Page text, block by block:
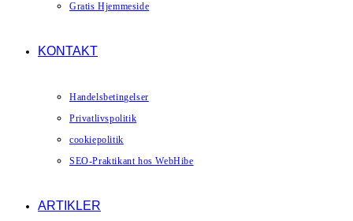
Gratis Hjemmeside
KONTAKT
Handelsbetingelser
Privatlivspolitik
cookiepolitik
SEO-Praktikant hos WebHibe
ARTIKLER